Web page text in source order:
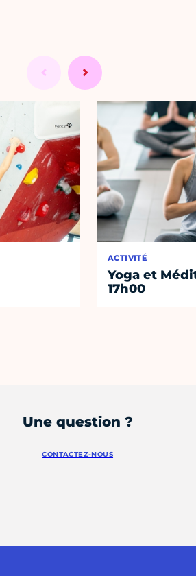
ACTIVITÉ
Yoga et
17h00
Une question ?
CONTACTEZ-NOUS